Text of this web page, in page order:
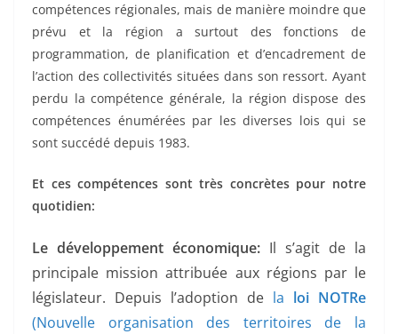
compétences régionales, mais de manière moindre que
prévu et la région a surtout des fonctions de
programmation, de planification et d’encadrement de
l’action des collectivités situées dans son ressort. Ayant
perdu la compétence générale, la région dispose des
compétences énumérées par les diverses lois qui se
sont succédé depuis 1983.
Et ces compétences sont très concrètes pour notre
quotidien:
Le développement économique: Il s’agit de la
principale mission attribuée aux régions par le
législateur. Depuis l’adoption de la loi NOTRe
(Nouvelle organisation des territoires de la